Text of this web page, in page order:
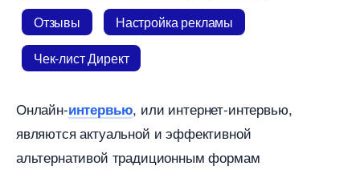
Отзывы
Настройка рекламы
Чек-лист Директ
Онлайн-интервью, или интернет-интервью,
являются актуальной и эффективной
альтернативой традиционным формам